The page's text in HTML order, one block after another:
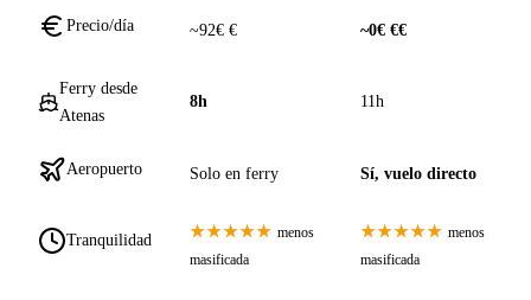
Precio/día ~92€ € ~0€ €€
Ferry desde
Atenas
8h 11h
Aeropuerto Solo en ferry Sí, vuelo directo
Tranquilidad ★★★★★ menos
masificada
★★★★★ menos
masificada